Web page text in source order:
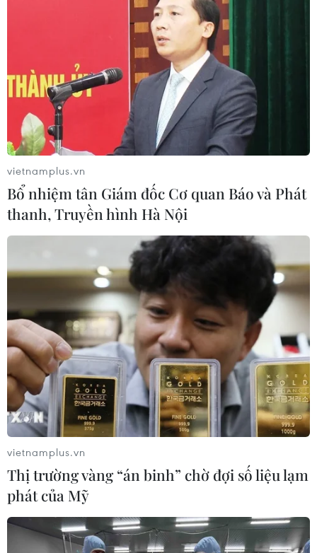
vietnamplus.vn
Bổ nhiệm tân Giám đốc Cơ quan Báo và Phát
thanh, Truyền hình Hà Nội
vietnamplus.vn
Thị trường vàng “án binh” chờ đợi số liệu lạm
phát của Mỹ